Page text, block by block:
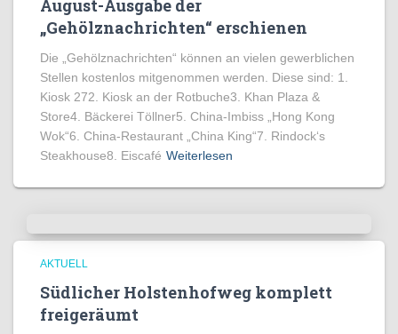
August-Ausgabe der
„Gehölznachrichten“ erschienen
Die „Gehölznachrichten“ können an vielen gewerblichen
Stellen kostenlos mitgenommen werden. Diese sind: 1.
Kiosk 272. Kiosk an der Rotbuche3. Khan Plaza &
Store4. Bäckerei Töllner5. China-Imbiss „Hong Kong
Wok“6. China-Restaurant „China King“7. Rindock‘s
Steakhouse8. Eiscafé Weiterlesen
AKTUELL
Südlicher Holstenhofweg komplett
freigeräumt